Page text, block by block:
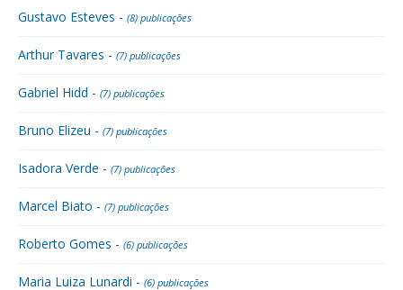
Gustavo Esteves - (8) publicações
Arthur Tavares - (7) publicações
Gabriel Hidd - (7) publicações
Bruno Elizeu - (7) publicações
Isadora Verde - (7) publicações
Marcel Biato - (7) publicações
Roberto Gomes - (6) publicações
Maria Luiza Lunardi - (6) publicações